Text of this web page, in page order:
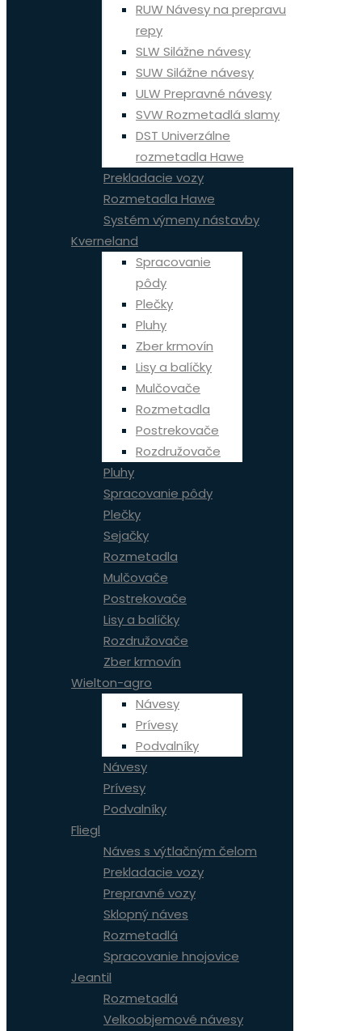
RUW Návesy na prepravu
repy
SLW Silážne návesy
SUW Silážne návesy
ULW Prepravné návesy
SVW Rozmetadlá slamy
DST Univerzálne
rozmetadla Hawe
Prekladacie vozy
Rozmetadla Hawe
Systém výmeny nástavby
Kverneland
Spracovanie
pôdy
Plečky
Pluhy
Zber krmovín
Lisy a balíčky
Mulčovače
Rozmetadla
Postrekovače
Rozdružovače
Pluhy
Spracovanie pôdy
Plečky
Sejačky
Rozmetadla
Mulčovače
Postrekovače
Lisy a balíčky
Rozdružovače
Zber krmovín
Wielton-agro
Návesy
Prívesy
Podvalníky
Návesy
Prívesy
Podvalníky
Fliegl
Náves s výtlačným čelom
Prekladacie vozy
Prepravné vozy
Sklopný náves
Rozmetadlá
Spracovanie hnojovice
Jeantil
Rozmetadlá
Velkoobjemové návesy